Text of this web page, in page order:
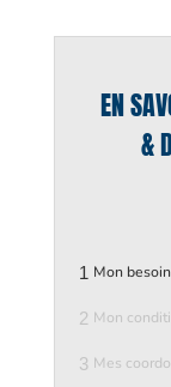
EN
&
1 Mon besoin
2 Mon
3 Mes